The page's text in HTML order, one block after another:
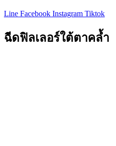
Line Facebook Instagram Tiktok
ฉีดฟิลเลอร์ใต้ตาคล้ำ